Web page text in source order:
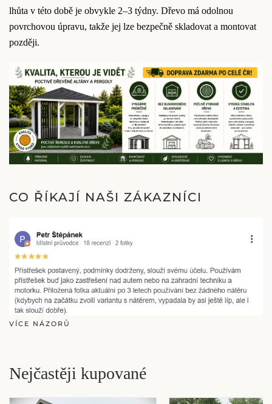
lhůta v této době je obvykle 2–3 týdny. Dřevo má odolnou
povrchovou úpravu, takže jej lze bezpečně skladovat a montovat
později.
CO ŘÍKAJÍ NAŠI ZÁKAZNÍCI
VÍCE NÁZORŮ
Nejčastěji kupované